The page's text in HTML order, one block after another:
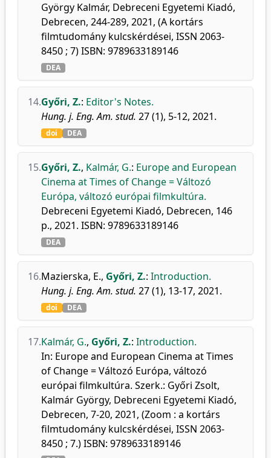
György Kalmár, Debreceni Egyetemi Kiadó,
Debrecen, 244-289, 2021, (A kortárs
filmtudomány kulcskérdései, ISSN 2063-
8450 ; 7) ISBN: 9789633189146
DEA
14.Győri, Z.: Editor's Notes.
Hung. j. Eng. Am. stud. 27 (1), 5-12, 2021.
doi DEA
15.Győri, Z., Kalmár, G.: Europe and European
Cinema at Times of Change = Változó
Európa, változó európai filmkultúra.
Debreceni Egyetemi Kiadó, Debrecen, 146
p., 2021. ISBN: 9789633189146
DEA
16.Mazierska, E., Győri, Z.: Introduction.
Hung. j. Eng. Am. stud. 27 (1), 13-17, 2021.
doi DEA
17.Kalmár, G., Győri, Z.: Introduction.
In: Europe and European Cinema at Times
of Change = Változó Európa, változó
európai filmkultúra. Szerk.: Győri Zsolt,
Kalmár György, Debreceni Egyetemi Kiadó,
Debrecen, 7-20, 2021, (Zoom : a kortárs
filmtudomány kulcskérdései, ISSN 2063-
8450 ; 7.) ISBN: 9789633189146